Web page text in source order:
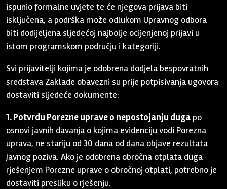
ispunio formalne uvjete te će njegova prijava biti
isključena, a podrška može odlukom Upravnog odbora
biti dodijeljena sljedećoj najbolje ocijenjenoj prijavi u
istom programskom području i kategoriji.
Svi prijavitelji kojima je odobrena dodjela bespovratnih
sredstava Zaklade obavezni su prije potpisivanja ugovora
dostaviti sljedeće dokumente:
1. Potvrdu Porezne uprave o nepostojanju duga po
osnovi javnih davanja o kojima evidenciju vodi Porezna
uprava, ne stariju od 30 dana od dana objave rezultata
Javnog poziva. Ako je odobrena obročna otplata duga
rješenjem Porezne uprave o obročnoj otplati, potrebno je
dostaviti presliku o rješenju.